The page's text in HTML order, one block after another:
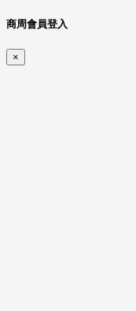
商周會員登入
×